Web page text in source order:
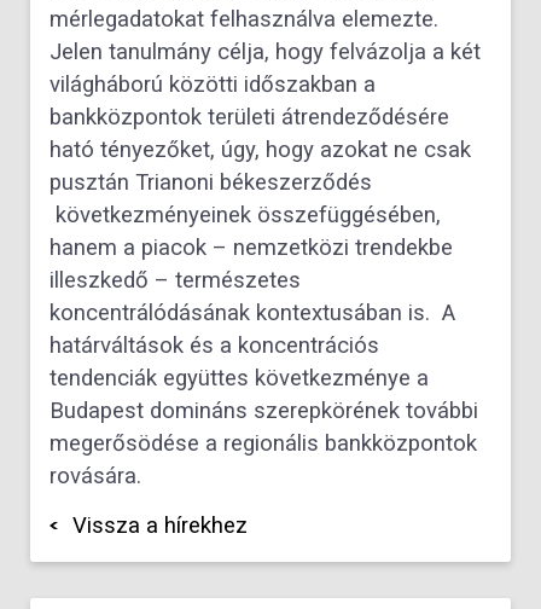
mérlegadatokat felhasználva elemezte.
Jelen tanulmány célja, hogy felvázolja a két
világháború közötti időszakban a
bankközpontok területi átrendeződésére
ható tényezőket, úgy, hogy azokat ne csak
pusztán Trianoni békeszerződés
következményeinek összefüggésében,
hanem a piacok – nemzetközi trendekbe
illeszkedő – természetes
koncentrálódásának kontextusában is. A
határváltások és a koncentrációs
tendenciák együttes következménye a
Budapest domináns szerepkörének további
megerősödése a regionális bankközpontok
rovására.
Vissza a hírekhez